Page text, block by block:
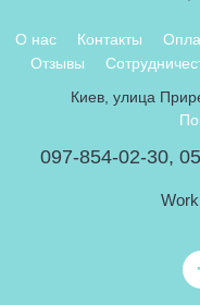
О нас Контакты
Отзывы
Киев, улица
097-854-02-30,